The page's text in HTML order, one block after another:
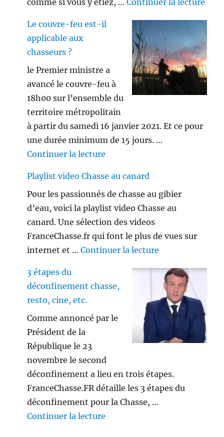
comme si vous y étiez, …Continuer la lecture
Le couvre-feu est-il
applicable aux
chasseurs ?
le Premier ministre a
avancé le couvre-feu à
18h00 sur l’ensemble du
territoire métropolitain
à partir du samedi 16 janvier 2021. Et ce pour
une durée minimum de 15 jours. …
Continuer la lecture
Playlist video Chasse au canard
Pour les passionnés de chasse au gibier
d’eau, voici la playlist video Chasse au
canard. Une sélection des videos
FranceChasse.fr qui font le plus de vues sur
internet et …Continuer la lecture
3 étapes du
déconfinement chasse,
resto, cine, etc.
Comme annoncé par le
Président de la
République le 23
novembre le second
déconfinement a lieu en trois étapes.
FranceChasse.FR détaille les 3 étapes du
déconfinement pour la Chasse, …
Continuer la lecture